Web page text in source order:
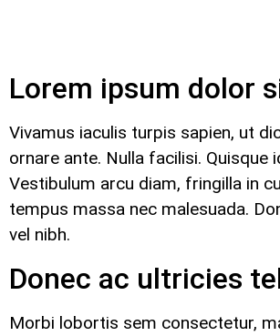
Lorem ipsum dolor
Vivamus iaculis turpis sapien, ut
ornare ante. Nulla facilisi.
Vestibulum arcu diam, fringilla in
tempus massa nec malesuada.
vel nibh.
Donec ac ultricies
Morbi lobortis sem consectetur,